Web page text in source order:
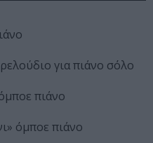
για πιάνο σόλο
πιάνο
όμποε πιάνο